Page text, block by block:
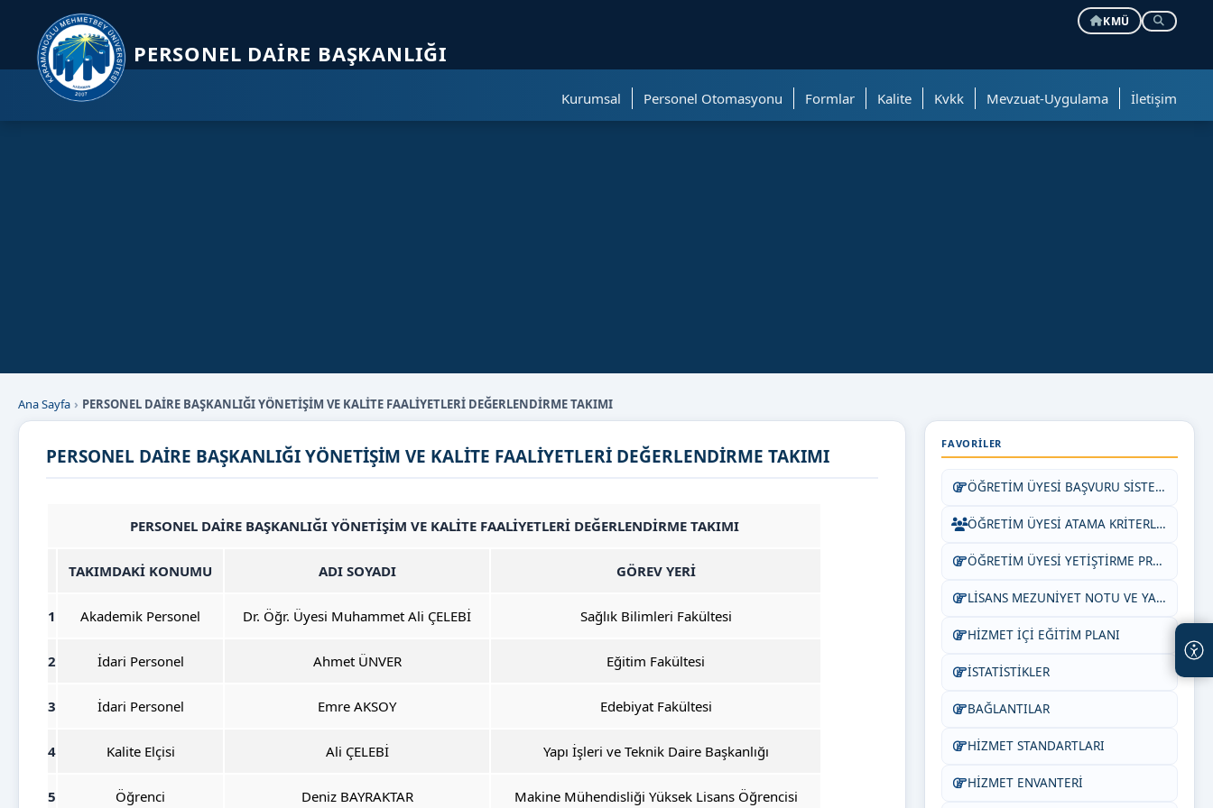
KMÜ
PERSONEL DAIRE BAŞKANLIĞI
Kurumsal Personel Otomasyonu Formlar Kalite Kvkk Mevzuat-Uygulama İletişim
Ana Sayfa PERSONEL DAİRE BAŞKANLIĞI YÖNETİŞİM VE KALİTE FAALİYETLERİ DEĞERLENDİRME TAKIMI
PERSONEL DAİRE BAŞKANLIĞI YÖNETİŞİM VE KALİTE FAALİYETLERİ DEĞERLENDİRME TAKIMI
PERSONEL DAİRE BAŞKANLIĞI YÖNETİŞİM VE KALİTE FAALİYETLERİ DEĞERLENDİRME TAKIMI
TAKIMDAKİ KONUMU ADI SOYADI GÖREV YERİ
1 Akademik Personel Dr. Öğr. Üyesi Muhammet Ali ÇELEBİ Sağlık Bilimleri Fakültesi
2 İdari Personel Ahmet ÜNVER Eğitim Fakültesi
3 İdari Personel Emre AKSOY Edebiyat Fakültesi
4 Kalite Elçisi Ali ÇELEBİ Yapı İşleri ve Teknik Daire Başkanlığı
5 Öğrenci Deniz BAYRAKTAR Makine Mühendisliği Yüksek Lisans Öğrencisi
FAVORILER
ÖĞRETİM ÜYESİ BAŞVURU SİSTEMİ
ÖĞRETİM ÜYESİ ATAMA KRİTERLERİ
ÖĞRETİM ÜYESİ YETİŞTİRME PROGRAMI ESAS VE USULLERİ
LİSANS MEZUNİYET NOTU VE YABANCI DİL EŞDEĞERLİĞİ
HİZMET İÇİ EĞİTİM PLANI
İSTATİSTİKLER
BAĞLANTILAR
HİZMET STANDARTLARI
HİZMET ENVANTERİ